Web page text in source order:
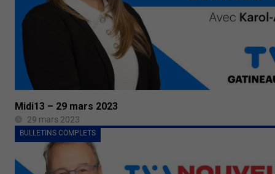
Midi13 – 29 mars 2023
29 mars 2023
BULLETINS COMPLETS